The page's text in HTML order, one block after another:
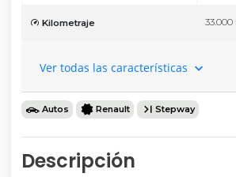
Kilometraje
Ver todas las características
Autos Renault Stepway
Descripción